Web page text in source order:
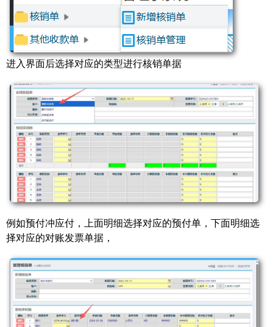
进入界面后选择对应的类型进行核销单据
例如预付冲应付，上面明细选择对应的预付单，下面明细选
择对应的对账发票单据，